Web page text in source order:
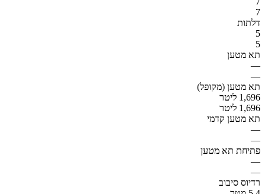
7
דלתות
5
5
תא מטען
—
—
תא מטען (מקופל)
1,696 ליטר
1,696 ליטר
תא מטען קדמי
—
—
פתיחת תא מטען
—
—
רדיוס סיבוב